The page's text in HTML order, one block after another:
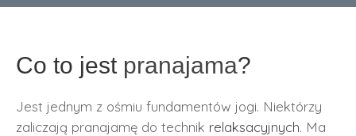
Co to jest pranajama?
Jest jednym z ośmiu fundamentów jogi. Niektórzy
zaliczają pranajamę do technik relaksacyjnych. Ma